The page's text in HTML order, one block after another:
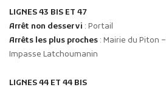
LIGNES 43 BIS ET 47
Arrêt non desservi : Portail
Arrêts les plus proches : Mairie du Piton
Impasse Latchoumanin
LIGNES 44 ET 44 BIS